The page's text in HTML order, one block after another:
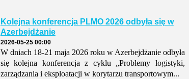
Kolejna konferencja PLMO 2026 odbyła się w
Azerbejdżanie
2026-05-25 00:00
W dniach 18-21 maja 2026 roku w Azerbejdżanie odbyła
się kolejna konferencja z cyklu „Problemy logistyki,
zarządzania i eksploatacji w korytarzu transportowym...